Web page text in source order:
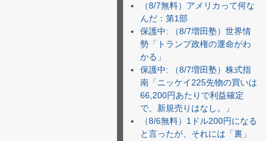
（8/7無料）アメリカって何な
んだ：第1部
保護中: （8/7増田塾）世界情
勢「トランプ政権の運命がわ
かる」
保護中: （8/7増田塾）株式指
南「ニッケイ225先物の買いは
66,200円あたりで利益確定
で、新規売りはなし。」
（8/6無料）1ドル200円になる
と言ったが、それには「裏」